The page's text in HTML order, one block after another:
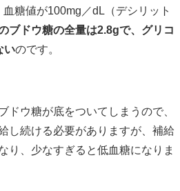
血糖値が100mg／dL（デシリット
ブドウ糖の全量は2.8gで、グリコ
いのです。
ドウ糖が底をついてしまうので、
し続ける必要がありますが、補給
り、少なすぎると低血糖になりま